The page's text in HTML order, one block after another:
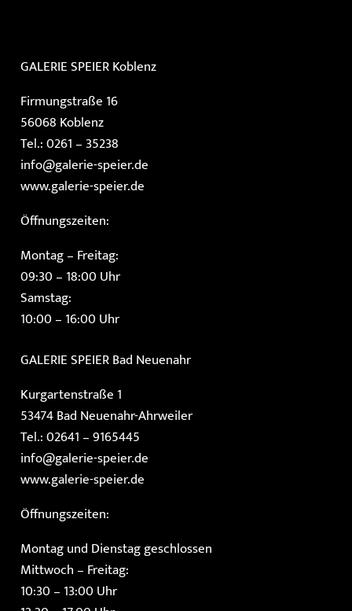
GALERIE SPEIERKoblenz
Firmungstraße 16
56068 Koblenz
Tel.: 0261 – 35238
info@galerie-speier.de
www.galerie-speier.de
Öffnungszeiten:
Montag – Freitag:
09:30 – 18:00 Uhr
Samstag:
10:00 – 16:00 Uhr
GALERIE SPEIERBad Neuenahr
Kurgartenstraße 1
53474 Bad Neuenahr-Ahrweiler
Tel.: 02641 – 9165445
info@galerie-speier.de
www.galerie-speier.de
Öffnungszeiten:
Montag und Dienstag geschlossen
Mittwoch – Freitag:
10:30 – 13:00 Uhr